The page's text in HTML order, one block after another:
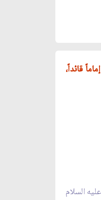
قائداً،
السلام